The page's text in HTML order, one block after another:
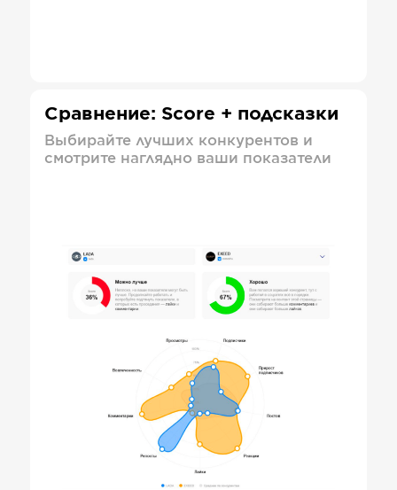
Сравнение: Score + подсказки
Выбирайте лучших конкурентов и
смотрите наглядно ваши показатели